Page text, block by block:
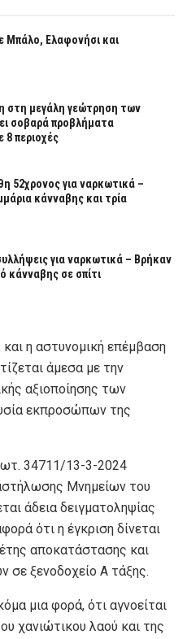
Μπάλο, Ελαφονήσι και
στη μεγάλη γεώτρηση των
σοβαρά προβλήματα
περιοχές
52χρονος για ναρκωτικά –
κάνναβης και τρία
για ναρκωτικά – Βρήκαν
κάνναβης σε σπίτι
και η αστυνομική επέμβαση
άμεσα με την
αξιοποίησης των
εκπροσώπων της
34711/13-3-2024
Μνημείων του
άδεια δειγματοληψίας
ότι η έγκριση δίνεται
αποκατάστασης και
σε ξενοδοχείο Α τάξης.
μια φορά, ότι αγνοείται
χανιώτικου λαού και της